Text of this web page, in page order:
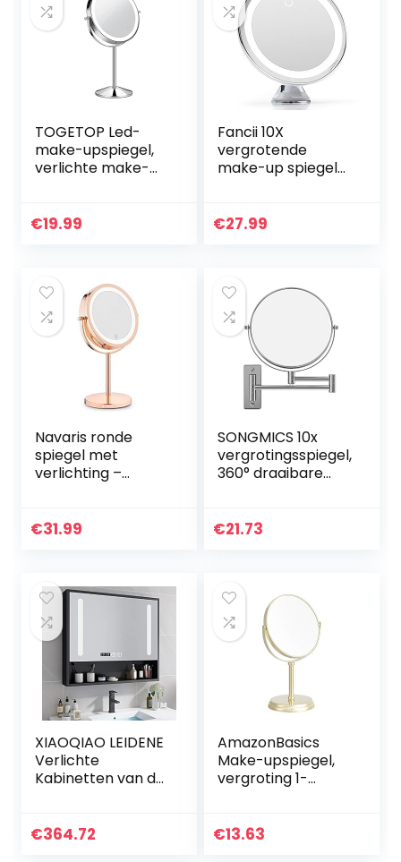
TOGETOP Led-
make-upspiegel,
verlichte make-
oplaadbare
€19.99
Fancii 10X
vergrotende
make-up spiegel
– USB & batterij,
€27.99
Navaris ronde
spiegel met
verlichting –
verlichting –
€31.99
SONGMICS 10x
vergrotingsspiegel,
360° draaibare
e ronde
€21.73
XIAOQIAO LEIDENE
Verlichte
Kabinetten van de
Sensor Schakelaar
€364.72
AmazonBasics
Make-upspiegel,
vergroting 1-
€13.63